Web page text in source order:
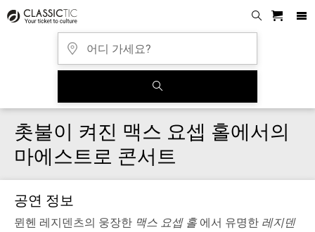
촛불이 켜진 맥스 요셉 홀에서의
마에스트로 콘서트
공연 정보
뮌헨 레지덴츠의 웅장한 맥스 요셉 홀에서 유명한 레지덴